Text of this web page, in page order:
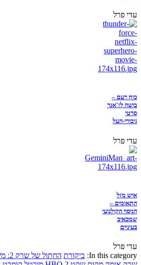
עדי פרל
כוח רעם –
בושה לז'אנר
סרטי
גיבורי-העל
עדי פרל
איש מזל
התאומים –
הניסוי הקולנועי
שמכאיב
בעיניים
עדי פרל
In this category: ביקורת החתול של שרק 2: משאלה אחת ודי